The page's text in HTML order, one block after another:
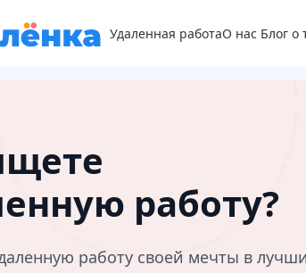
Удаленная работаО нас Блог о
работу?
работу своей мечты в